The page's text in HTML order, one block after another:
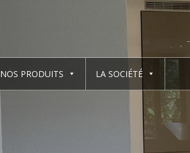
NOS PRODUITS LA SOCIÉTÉ